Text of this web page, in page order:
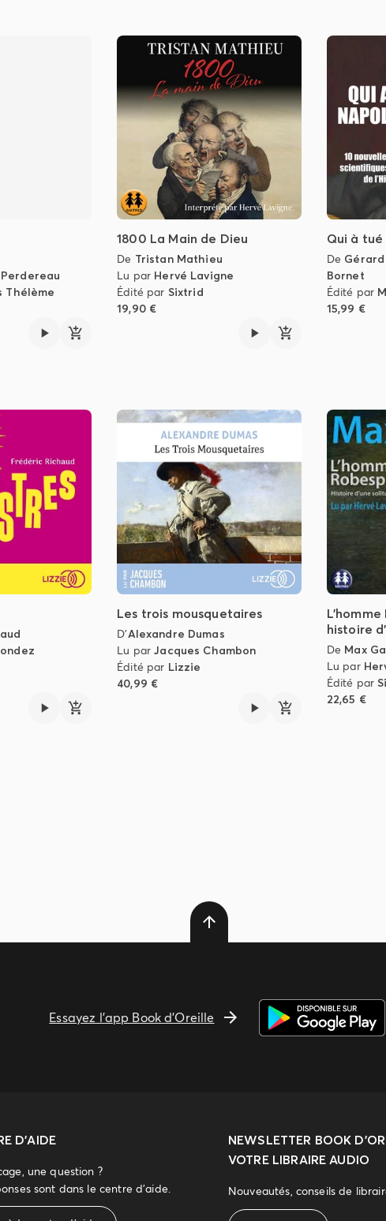
Thélème
1800 La Main de Dieu
De Tristan Mathieu
Lu par Hervé Lavigne
Édité par Sixtrid
19,90 €
Qui à tué
De
Bornet
Édité par
15,99 €
Les trois mousquetaires
D'Alexandre Dumas
Lu parJacques Chambon
Édité par Lizzie
40,99 €
L'homme
histoire
De Max
Lu par
Édité par
22,65 €
Essayez l'app Book d'Oreille
D'AIDE
une question ?
sont dans le centre d'aide.
NEWSLETTER BOOK
VOTRE LIBRAIRE AUDIO
Nouveautés, conseils de